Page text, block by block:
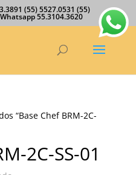
(55) 5527.0531 (55)
55.3104.3620
“Base Chef BRM-2C-
2C-SS-01